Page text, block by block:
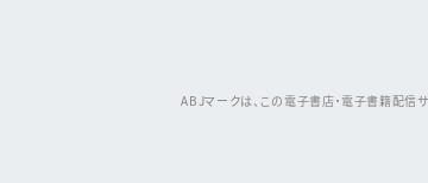
ABJマークは、この電子書店・電子書籍配信